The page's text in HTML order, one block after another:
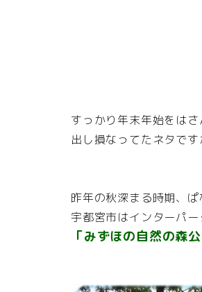
すっかり年末年始をはさ
出し損なってたネタで
昨年の秋深まる時期、
宇都宮市はインターパ
「みずほの自然の森公